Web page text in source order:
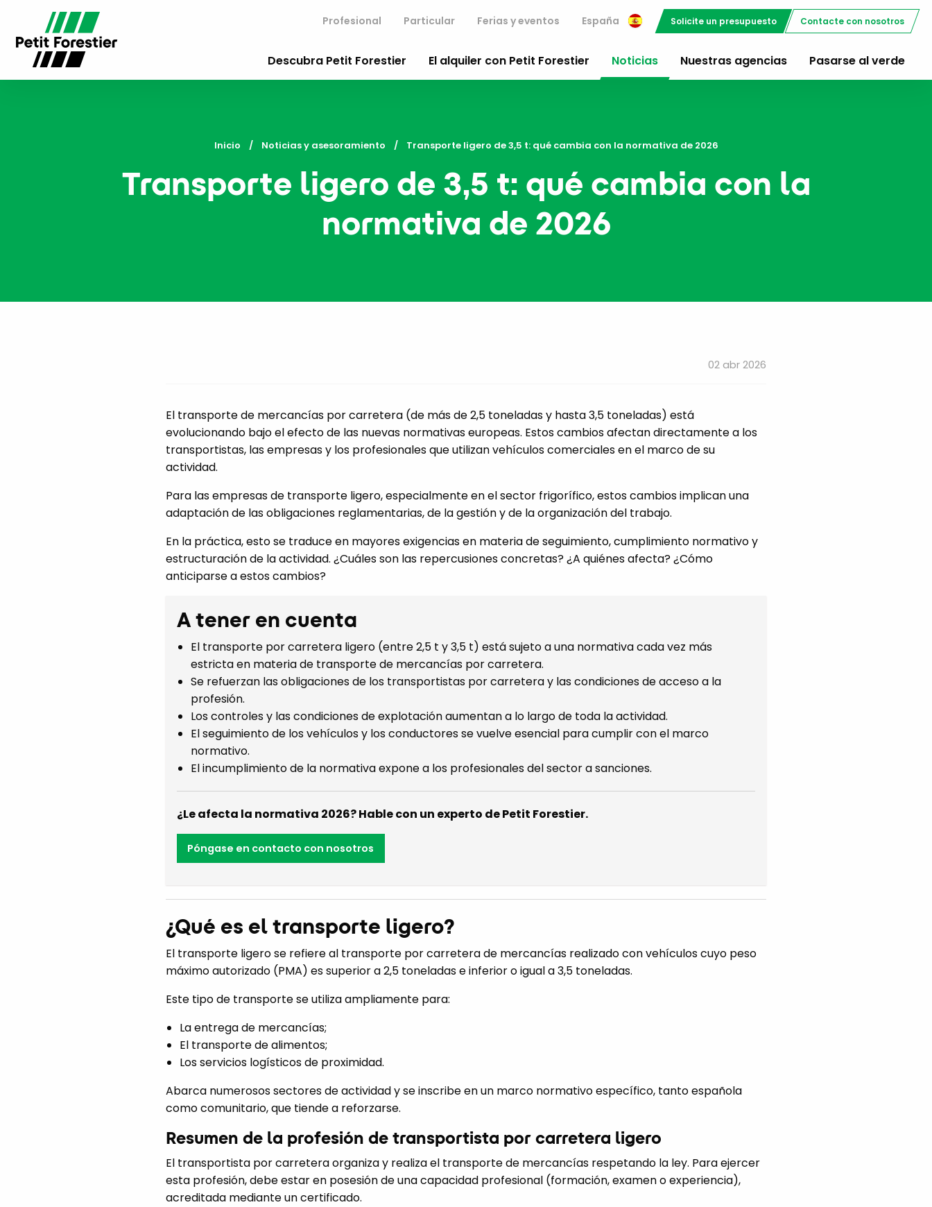
Profesional Particular Ferias y eventos España Solicite un presupuesto Contacte con nosotros
Descubra Petit Forestier El alquiler con Petit Forestier Noticias Nuestras agencias Pasarse al verde
Inicio Noticias y asesoramiento Current:
Transporte ligero de 3,5 t: qué cambia con la normativa de 2026
Transporte ligero de 3,5 t: qué cambia con la
normativa de 2026
02 abr 2026
El transporte de mercancías por carretera (de más de 2,5 toneladas y hasta 3,5 toneladas) está
evolucionando bajo el efecto de las nuevas normativas europeas. Estos cambios afectan directamente a los
transportistas, las empresas y los profesionales que utilizan vehículos comerciales en el marco de su
actividad.
Para las empresas de transporte ligero, especialmente en el sector frigorífico, estos cambios implican una
adaptación de las obligaciones reglamentarias, de la gestión y de la organización del trabajo.
En la práctica, esto se traduce en mayores exigencias en materia de seguimiento, cumplimiento normativo y
estructuración de la actividad. ¿Cuáles son las repercusiones concretas? ¿A quiénes afecta? ¿Cómo
anticiparse a estos cambios?
A tener en cuenta
El transporte por carretera ligero (entre 2,5 t y 3,5 t) está sujeto a una normativa cada vez más
estricta en materia de transporte de mercancías por carretera.
Se refuerzan las obligaciones de los transportistas por carretera y las condiciones de acceso a la
profesión.
Los controles y las condiciones de explotación aumentan a lo largo de toda la actividad.
El seguimiento de los vehículos y los conductores se vuelve esencial para cumplir con el marco
normativo.
El incumplimiento de la normativa expone a los profesionales del sector a sanciones.
¿Le afecta la normativa 2026? Hable con un experto de Petit Forestier.
Póngase en contacto con nosotros
¿Qué es el transporte ligero?
El transporte ligero se refiere al transporte por carretera de mercancías realizado con vehículos cuyo peso
máximo autorizado (PMA) es superior a 2,5 toneladas e inferior o igual a 3,5 toneladas.
Este tipo de transporte se utiliza ampliamente para:
La entrega de mercancías;
El transporte de alimentos;
Los servicios logísticos de proximidad.
Abarca numerosos sectores de actividad y se inscribe en un marco normativo específico, tanto española
como comunitario, que tiende a reforzarse.
Resumen de la profesión de transportista por carretera ligero
El transportista por carretera organiza y realiza el transporte de mercancías respetando la ley. Para ejercer
esta profesión, debe estar en posesión de una capacidad profesional (formación, examen o experiencia),
acreditada mediante un certificado.